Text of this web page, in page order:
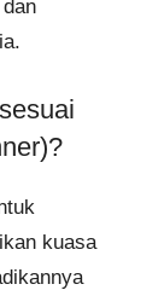
kuasa